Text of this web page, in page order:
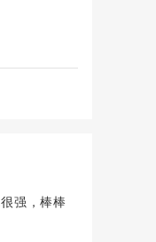
强，棒棒